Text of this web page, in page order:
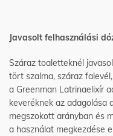
Javasolt felhasználási
Száraz toaletteknél
tört szalma, száraz
a Greenman Latrinaelixír
keveréknek az
megszokott arányban és
a használat megkezdése